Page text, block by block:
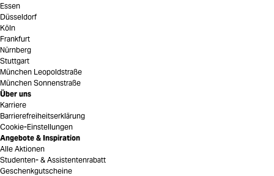
Essen
Düsseldorf
Köln
Frankfurt
Nürnberg
Stuttgart
München Leopoldstraße
München Sonnenstraße
Über uns
Karriere
Barrierefreiheitserklärung
Cookie-Einstellungen
Angebote & Inspiration
Alle Aktionen
Studenten- & Assistentenrabatt
Geschenkgutscheine